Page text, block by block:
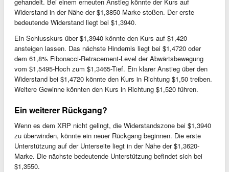
Widerstand in der Nähe der $1,3850-Marke stoßen. Der erste
bedeutende Widerstand liegt bei $1,3940.
Ein Schlusskurs über $1,3940 könnte den Kurs auf $1,420
ansteigen lassen. Das nächste Hindernis liegt bei $1,4720 oder
dem 61,8% Fibonacci-Retracement-Level der Abwärtsbewegung
vom $1,5495-Hoch zum $1,3465-Tief. Ein klarer Anstieg über den
Widerstand bei $1,4720 könnte den Kurs in Richtung $1,50 treiben.
Weitere Gewinne könnten den Kurs in Richtung $1,520 führen.
Ein weiterer Rückgang?
Wenn es dem XRP nicht gelingt, die Widerstandszone bei $1,3940
zu überwinden, könnte ein neuer Rückgang beginnen. Die erste
Unterstützung auf der Unterseite liegt in der Nähe der $1,3620-
Marke. Die nächste bedeutende Unterstützung befindet sich bei
$1,3550.